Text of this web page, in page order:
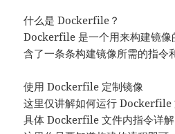
什么是 Dockerfile？
Dockerfile 是一个用来构建镜像
含了一条条构建镜像所需的指令
使用 Dockerfile 定制镜像
这里仅讲解如何运行 Dockerfile
具体 Dockerfile 文件内指令详解